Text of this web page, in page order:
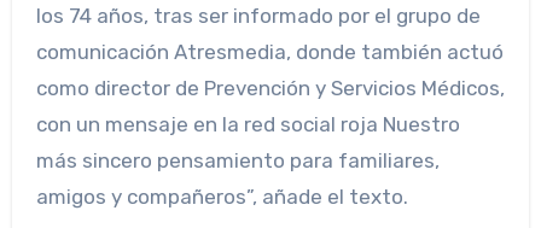
los 74 años, tras ser informado por el grupo de
comunicación Atresmedia, donde también actuó
como director de Prevención y Servicios Médicos,
con un mensaje en la red social roja Nuestro
más sincero pensamiento para familiares,
amigos y compañeros”, añade el texto.